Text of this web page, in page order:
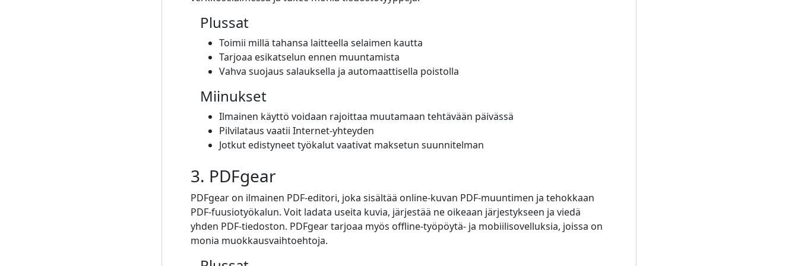
Plussat
Toimii millä tahansa laitteella selaimen kautta
Tarjoaa esikatselun ennen muuntamista
Vahva suojaus salauksella ja automaattisella poistolla
Miinukset
Ilmainen käyttö voidaan rajoittaa muutamaan tehtävään päivässä
Pilvilataus vaatii Internet-yhteyden
Jotkut edistyneet työkalut vaativat maksetun suunnitelman
3. PDFgear
PDFgear on ilmainen PDF-editori, joka sisältää online-kuvan PDF-muuntimen ja tehokkaan
PDF-fuusiotyökalun. Voit ladata useita kuvia, järjestää ne oikeaan järjestykseen ja viedä
yhden PDF-tiedoston. PDFgear tarjoaa myös offline-työpöytä- ja mobiilisovelluksia, joissa on
monia muokkausvaihtoehtoja.